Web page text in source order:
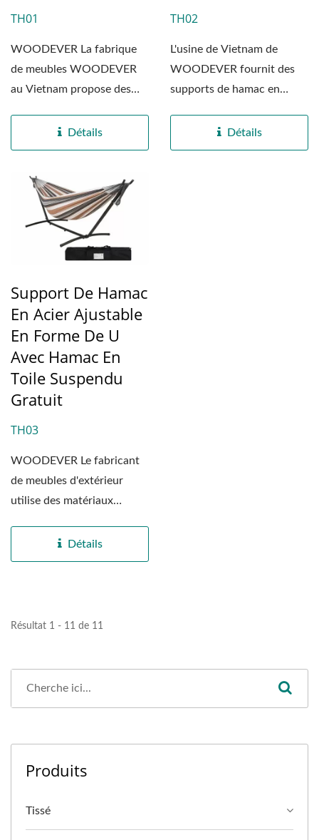
TH01
WOODEVER La fabrique
de meubles WOODEVER
au Vietnam propose des
matelassé...
Détails
TH02
L'usine de Vietnam de
WOODEVER fournit des
supports de hamac en
Détails
Support De Hamac
En Acier Ajustable
En Forme De U
Avec Hamac En
Toile Suspendu
Gratuit
TH03
WOODEVER Le fabricant
de meubles d'extérieur
utilise des matériaux
Détails
Résultat 1 - 11 de 11
Produits
Tissé